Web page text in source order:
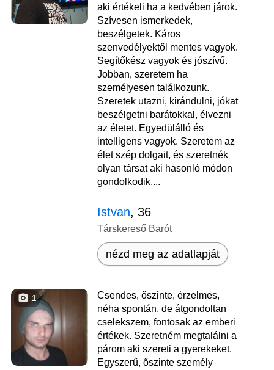
aki értékeli ha a kedvében járok.
Szívesen ismerkedek,
beszélgetek. Káros
szenvedélyektől mentes vagyok.
Segítőkész vagyok és jószívű.
Jobban, szeretem ha
személyesen találkozunk.
Szeretek utazni, kirándulni, jókat
beszélgetni barátokkal, élvezni
az életet. Egyedülálló és
intelligens vagyok. Szeretem az
élet szép dolgait, és szeretnék
olyan társat aki hasonló módon
gondolkodik....
Istvan, 36
Társkereső Barót
nézd meg az adatlapját
1
Csendes, őszinte, érzelmes,
néha spontán, de átgondoltan
cselekszem, fontosak az emberi
értékek. Szeretném megtalálni a
párom aki szereti a gyerekeket.
Egyszerű, őszinte személy